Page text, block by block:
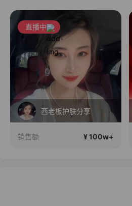
直播中
西老板护肤分享
销售额 ¥ 100w+